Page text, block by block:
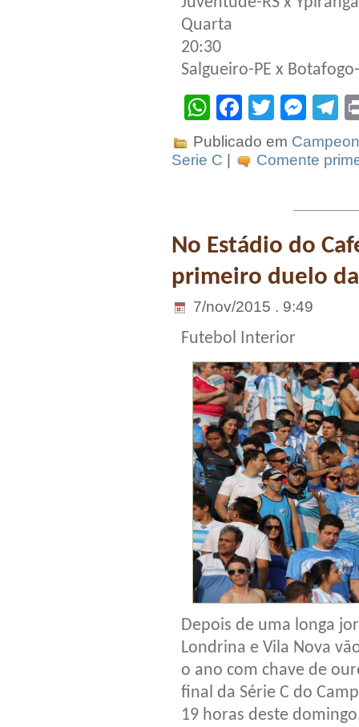
Quarta
20:30
Salgueiro-PE x
WhatsApp
Facebook
Twitter
Publicado em
Serie C
Comente
No Estádio do
primeiro duelo
7/nov/2015 . 9:49
Futebol Interior
Depois de uma longa
Londrina e Vila Nova
o ano com chave de
final da Série C do
19 horas deste